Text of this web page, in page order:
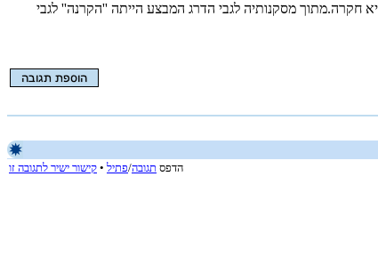
מסקנותיה לגבי הדרג המבצע הייתה ''הקרנה'' לגבי
הדפס תגובה/פתיל • קישור ישיר לתגובה זו